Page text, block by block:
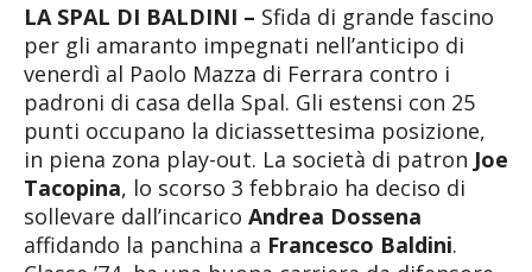
LA SPAL DI BALDINI – Sfida di grande fascino
per gli amaranto impegnati nell’anticipo di
venerdì al Paolo Mazza di Ferrara contro i
padroni di casa della Spal. Gli estensi con 25
punti occupano la diciassettesima posizione,
in piena zona play-out. La società di patron Joe
Tacopina, lo scorso 3 febbraio ha deciso di
sollevare dall’incarico Andrea Dossena
affidando la panchina a Francesco Baldini.